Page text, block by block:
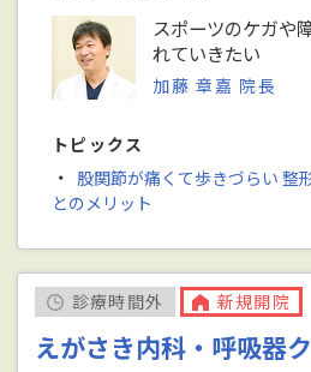
スポーツのケガや
れていきたい
加藤 章嘉 院長
トピックス
・ 股関節が痛くて歩きづらい 整
とのメリット
診療時間外 新規開院
えがさき内科・呼吸器